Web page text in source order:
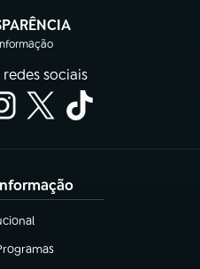
(abre em nova aba)
sociais
nova aba)
aba)